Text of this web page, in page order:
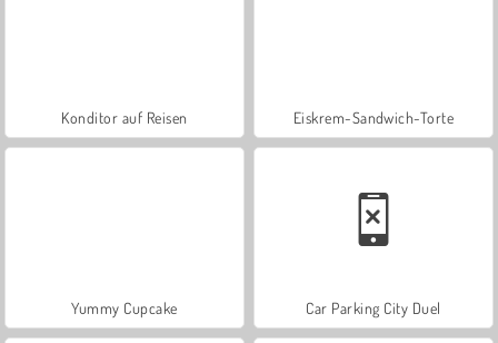
Konditor auf Reisen Eiskrem-Sandwich-Torte
Yummy Cupcake Car Parking City Duel